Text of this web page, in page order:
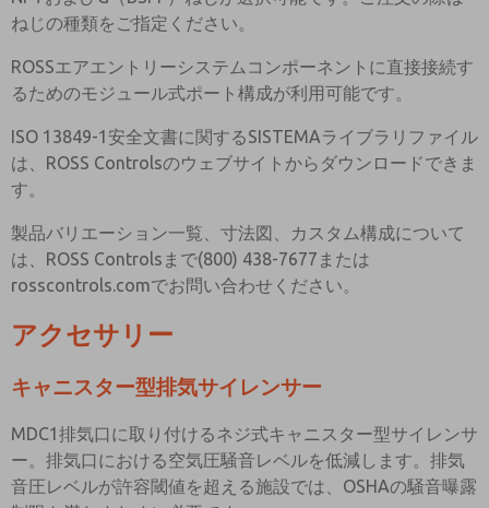
ねじの種類をご指定ください。
ROSSエアエントリーシステムコンポーネントに直接接続す
るためのモジュール式ポート構成が利用可能です。
ISO 13849-1安全文書に関するSISTEMAライブラリファイル
は、ROSS Controlsのウェブサイトからダウンロードできま
す。
製品バリエーション一覧、寸法図、カスタム構成について
は、ROSS Controlsまで(800) 438-7677または
rosscontrols.comでお問い合わせください。
アクセサリー
キャニスター型排気サイレンサー
MDC1排気口に取り付けるネジ式キャニスター型サイレンサ
ー。排気口における空気圧騒音レベルを低減します。排気
音圧レベルが許容閾値を超える施設では、OSHAの騒音曝露